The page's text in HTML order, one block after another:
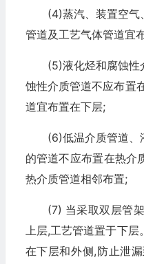
(4)蒸汽、装置空气
管道及工艺气体管道宜
(5)液化烃和腐蚀性
蚀性介质管道不应布置
道宜布置在下层;
(6)低温介质管道、
的管道不应布置在热介
热介质管道相邻布置;
(7) 当采取双层管
上层,工艺管道置于下层
在下层和外侧,防止泄